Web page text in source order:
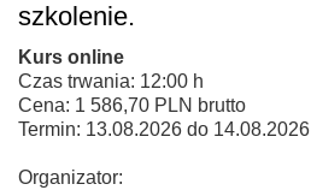
szkolenie.
Kurs online
Czas trwania: 12:00 h
Cena: 1 586,70 PLN brutto
Termin: 13.08.2026 do 14.08.2026
Organizator: